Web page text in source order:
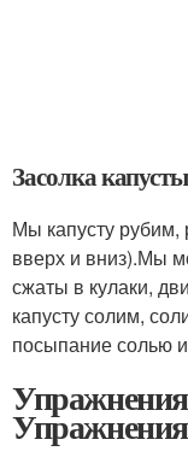
Засолка капусты
Мы капусту рубим,
вверх и вниз).Мы
сжаты в кулаки,
капусту солим,
посыпание солью